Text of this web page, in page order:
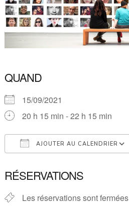
QUAND
15/09/2021
20 h 15 min - 22 h 15 min
AJOUTER AU CALENDRIER
RÉSERVATIONS
Les réservations sont fermées